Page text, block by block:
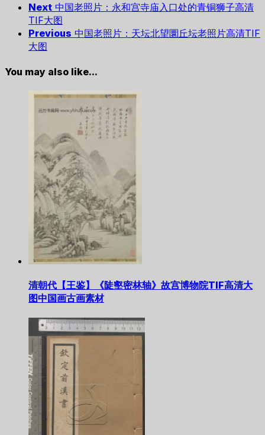
Next 中国老照片：永和宫寺庙入口处的青铜狮子高清
TIF大图
Previous 中国老照片：天坛北望圜丘坛老照片高清TIF
大图
You may also like...
清朝代【王鉴】《陡壑密林轴》故宫博物院TIF高清大
图中国画古画素材